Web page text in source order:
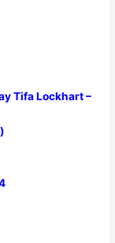
Tifa Lockhart –